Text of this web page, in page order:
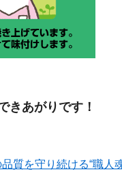
きあがりです！
質を守り続ける“職人